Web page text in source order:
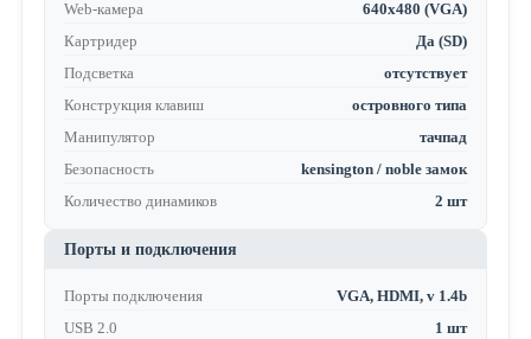
Web-камера
640x480 (VGA)
Картридер
Да (SD)
Подсветка
отсутствует
Конструкция клавиш
островного типа
Манипулятор
тачпад
Безопасность
kensington / noble замок
Количество динамиков
2 шт
Порты и подключения
Порты подключения
VGA, HDMI, v 1.4b
USB 2.0
1 шт